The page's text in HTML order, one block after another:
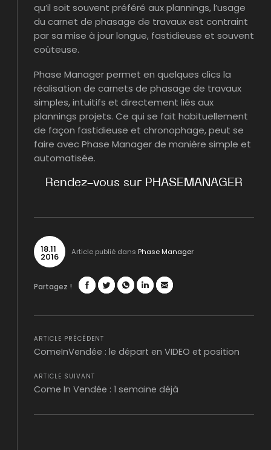
qu’il soit souvent préféré aux plannings, l’usage
du carnet de phasage de travaux est contraint
par sa mise à jour longue, fastidieuse et souvent
coûteuse.
Phase Manager permet en quelques clics la
réalisation de carnets de phasage de travaux
simples, intuitifs et directement liés aux
plannings projets. Ce qui se fait habituellement
de façon fastidieuse et chronophage, peut se
faire avec Phase Manager de manière simple et
automatisée.
Rendez-vous sur PHASEMANAGER
18.11
2016 Article publié dans Phase Manager
Partagez !
ARTICLE PRÉCÉDENT
ComeInVendée : le départ en VIDEO et position
ARTICLE SUIVANT
Come In Vendée : 1 semaine déjà